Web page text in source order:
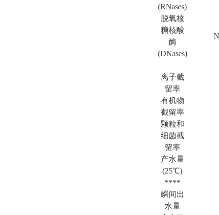
(RNases)
脱氧核
糖核酸
酶
(DNases)
离子截
留率
有机物
截留率
颗粒和
细菌截
留率
产水量
(25℃)
****
瞬间出
水量